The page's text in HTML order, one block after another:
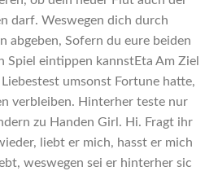
darf. Weswegen dich durch
abgeben, Sofern du eure beiden
Spiel eintippen kannstEta Am Ziel
umsonst Fortune hatte,
verbleiben. Hinterher teste nur
zu Handen Girl. Hi. Fragt ihr
liebt er mich, hasst er mich
weswegen sei er hinterher sic